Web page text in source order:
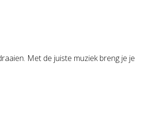
Met de juiste muziek breng je je